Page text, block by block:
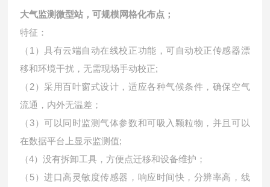
大气监测微型站，可规模网格化布点 ；
特征：
（1）具有云端自动在线校正功能，可自动校正传感器漂
移和环境干扰，无需现场手动校正;
（2）采用百叶窗式设计，适应各种气候条件，确保空气
流通，内外无温差；
（3）可以同时监测气体参数和可吸入颗粒物，并且可以
在数据平台上显示监测值;
（4）没有拆卸工具，方便点迁移和设备维护；
（5）进口高灵敏度传感器，响应时间快，分辨率高，线